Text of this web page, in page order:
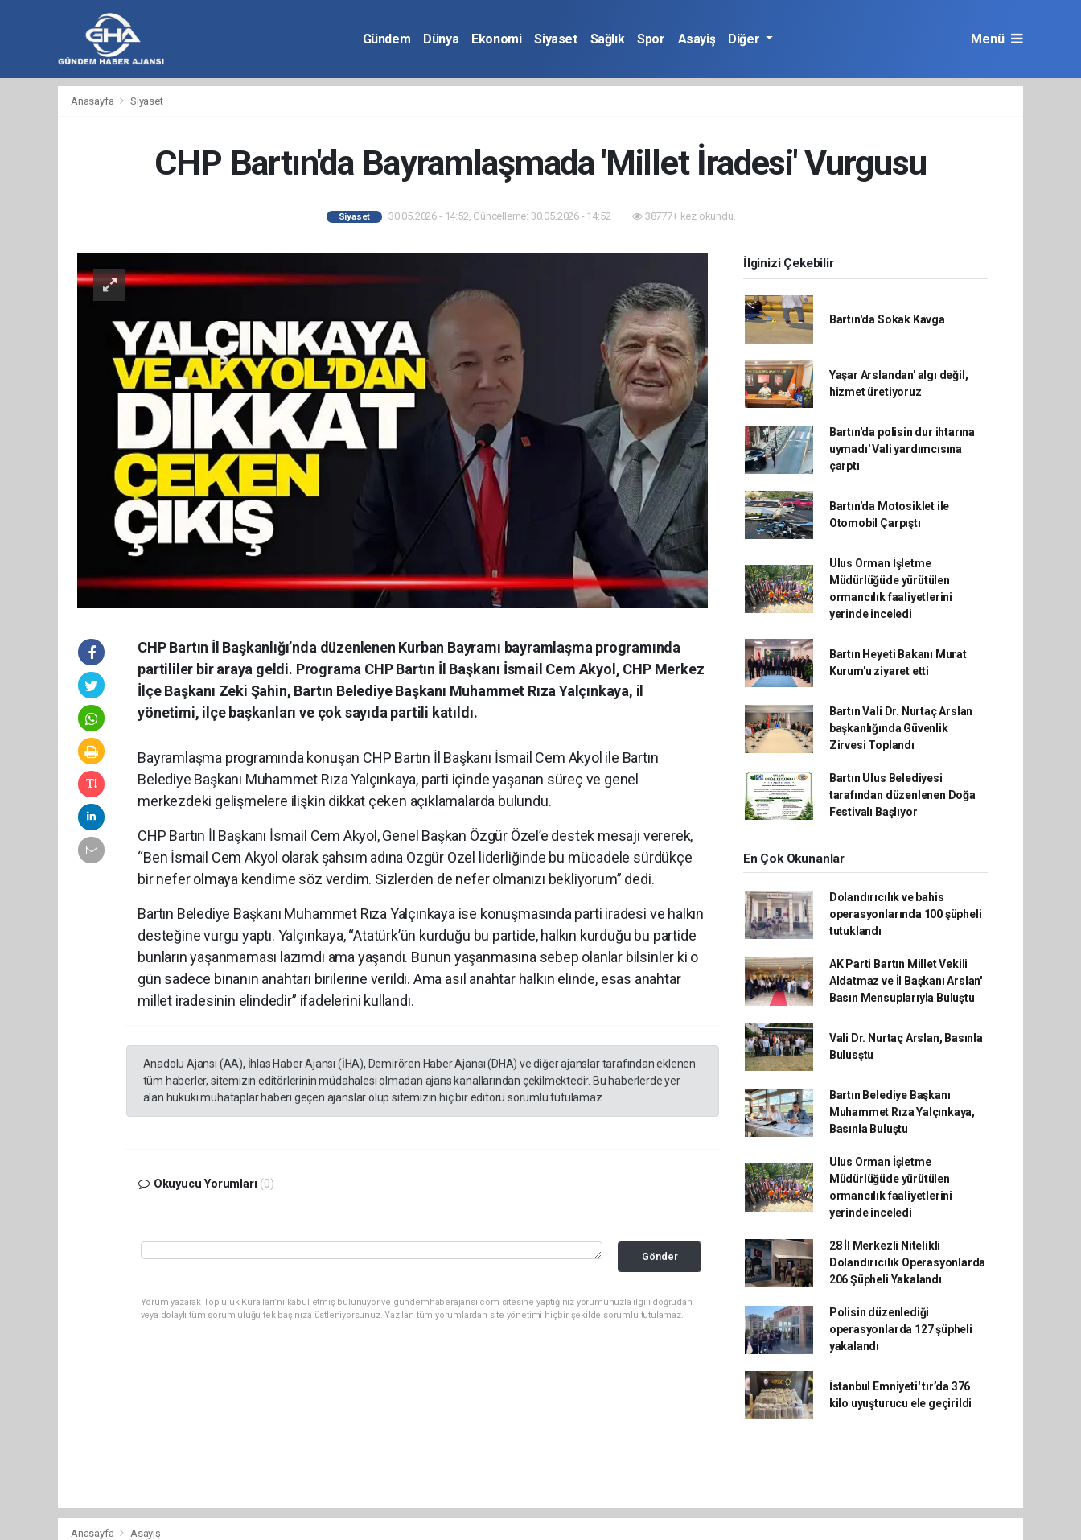
Gündem Dünya Ekonomi Siyaset Sağlık Spor Asayiş Diğer Menü
taraftarium24
taraftarium24
taraftarium24
Anasayfa Siyaset
CHP Bartın'da Bayramlaşmada 'Millet İradesi' Vurgusu
Siyaset 30.05.2026 - 14:52, Güncelleme: 30.05.2026 - 14:52 38777+ kez okundu.
CHP Bartın İl Başkanlığı’nda düzenlenen Kurban Bayramı bayramlaşma programında
partililer bir araya geldi. Programa CHP Bartın İl Başkanı İsmail Cem Akyol, CHP Merkez
İlçe Başkanı Zeki Şahin, Bartın Belediye Başkanı Muhammet Rıza Yalçınkaya, il
yönetimi, ilçe başkanları ve çok sayıda partili katıldı.
Bayramlaşma programında konuşan CHP Bartın İl Başkanı İsmail Cem Akyol ile Bartın
Belediye Başkanı Muhammet Rıza Yalçınkaya, parti içinde yaşanan süreç ve genel
merkezdeki gelişmelere ilişkin dikkat çeken açıklamalarda bulundu.
CHP Bartın İl Başkanı İsmail Cem Akyol, Genel Başkan Özgür Özel’e destek mesajı vererek,
“Ben İsmail Cem Akyol olarak şahsım adına Özgür Özel liderliğinde bu mücadele sürdükçe
bir nefer olmaya kendime söz verdim. Sizlerden de nefer olmanızı bekliyorum” dedi.
Bartın Belediye Başkanı Muhammet Rıza Yalçınkaya ise konuşmasında parti iradesi ve halkın
desteğine vurgu yaptı. Yalçınkaya, “Atatürk’ün kurduğu bu partide, halkın kurduğu bu partide
bunların yaşanmaması lazımdı ama yaşandı. Bunun yaşanmasına sebep olanlar bilsinler ki o
gün sadece binanın anahtarı birilerine verildi. Ama asıl anahtar halkın elinde, esas anahtar
millet iradesinin elindedir” ifadelerini kullandı.
Anadolu Ajansı (AA), İhlas Haber Ajansı (İHA), Demirören Haber Ajansı (DHA) ve diğer ajanslar tarafından eklenen
tüm haberler, sitemizin editörlerinin müdahalesi olmadan ajans kanallarından çekilmektedir. Bu haberlerde yer
alan hukuki muhataplar haberi geçen ajanslar olup sitemizin hiç bir editörü sorumlu tutulamaz...
Okuyucu Yorumları (0)
Gönder
Yorum yazarak Topluluk Kuralları’nı kabul etmiş bulunuyor ve gundemhaberajansi.com sitesine yaptığınız yorumunuzla ilgili doğrudan
veya dolaylı tüm sorumluluğu tek başınıza üstleniyorsunuz. Yazılan tüm yorumlardan site yönetimi hiçbir şekilde sorumlu tutulamaz.
İlginizi Çekebilir
Bartın'da Sokak Kavga
Yaşar Arslandan' algı değil,
hizmet üretiyoruz
Bartın'da polisin dur ihtarına
uymadı' Vali yardımcısına
çarptı
Bartın'da Motosiklet ile
Otomobil Çarpıştı
Ulus Orman İşletme
Müdürlüğüde yürütülen
ormancılık faaliyetlerini
yerinde inceledi
Bartın Heyeti Bakanı Murat
Kurum'u ziyaret etti
Bartın Vali Dr. Nurtaç Arslan
başkanlığında Güvenlik
Zirvesi Toplandı
Bartın Ulus Belediyesi
tarafından düzenlenen Doğa
Festivalı Başlıyor
En Çok Okunanlar
Dolandırıcılık ve bahis
operasyonlarında 100 şüpheli
tutuklandı
AK Parti Bartın Millet Vekili
Aldatmaz ve İl Başkanı Arslan'
Basın Mensuplarıyla Buluştu
Vali Dr. Nurtaç Arslan, Basınla
Bulusştu
Bartın Belediye Başkanı
Muhammet Rıza Yalçınkaya,
Basınla Buluştu
Ulus Orman İşletme
Müdürlüğüde yürütülen
ormancılık faaliyetlerini
yerinde inceledi
28 İl Merkezli Nitelikli
Dolandırıcılık Operasyonlarda
206 Şüpheli Yakalandı
Polisin düzenlediği
operasyonlarda 127 şüpheli
yakalandı
İstanbul Emniyeti' tır’da 376
kilo uyuşturucu ele geçirildi
Anasayfa Asayiş